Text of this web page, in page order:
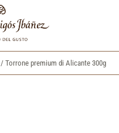
/ Torrone premium di Alicante 300g